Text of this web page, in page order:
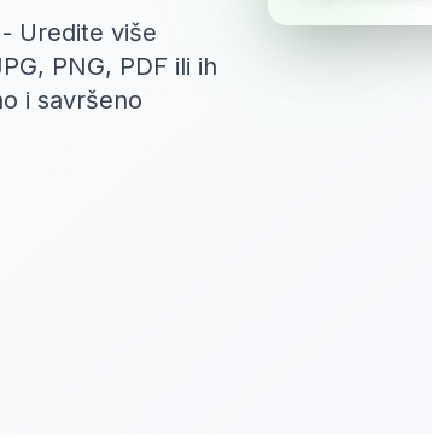
- Uredite više
PNG, PDF ili ih
i savršeno